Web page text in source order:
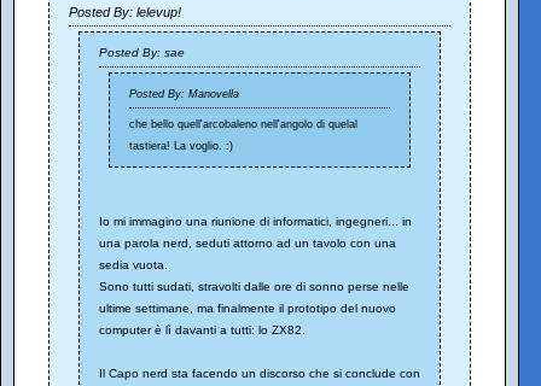
Posted By: lelevup!
Posted By: sae
Posted By: Manovella
che bello quell'arcobaleno nell'angolo di quelal
tastiera! La voglio. :)
Io mi immagino una riunione di informatici, ingegneri... in
una parola nerd, seduti attorno ad un tavolo con una
sedia vuota.
Sono tutti sudati, stravolti dalle ore di sonno perse nelle
ultime settimane, ma finalmente il prototipo del nuovo
computer è lì davanti a tutti: lo ZX82.
Il Capo nerd sta facendo un discorso che si conclude con